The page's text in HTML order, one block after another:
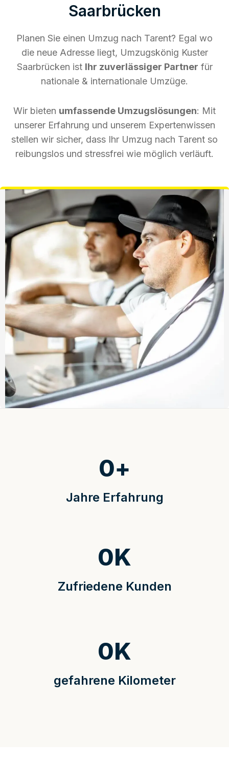
Saarbrücken
Planen Sie einen Umzug nach Tarent? Egal wo
die neue Adresse liegt, Umzugskönig Kuster
Saarbrücken ist Ihr zuverlässiger Partner für
nationale & internationale Umzüge.
Wir bieten umfassende Umzugslösungen: Mit
unserer Erfahrung und unserem Expertenwissen
stellen wir sicher, dass Ihr Umzug nach Tarent so
reibungslos und stressfrei wie möglich verläuft.
Jahre Erfahrung
0+
Zufriedene Kunden
0K
gefahrene Kilometer
0K